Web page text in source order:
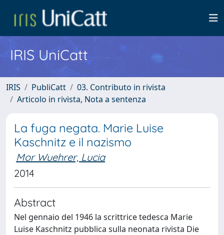
IRIS UniCatt
IRIS PubliCatt
03. Contributo in rivista
Articolo in rivista, Nota a sentenza
La fuga negata. Marie Luise
Kaschnitz e il nazismo
Mor Wuehrer, Lucia
2014
Abstract
Nel gennaio del 1946 la scrittrice tedesca Marie
Luise Kaschnitz pubblica sulla neonata rivista Die